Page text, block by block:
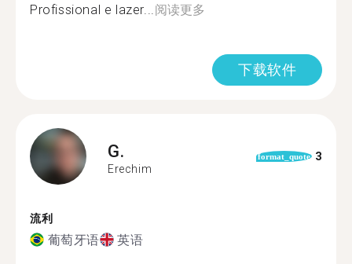
Profissional e lazer...阅读更多
下载软件
G.
Erechim
format_quote 3
流利
葡萄牙语 英语